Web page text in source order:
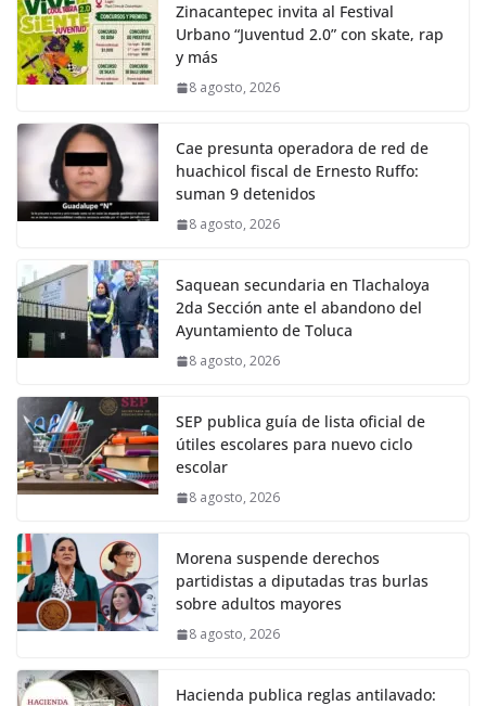
Zinacantepec invita al Festival
Urbano “Juventud 2.0” con skate, rap
y más
8 agosto, 2026
Cae presunta operadora de red de
huachicol fiscal de Ernesto Ruffo:
suman 9 detenidos
8 agosto, 2026
Saquean secundaria en Tlachaloya
2da Sección ante el abandono del
Ayuntamiento de Toluca
8 agosto, 2026
SEP publica guía de lista oficial de
útiles escolares para nuevo ciclo
escolar
8 agosto, 2026
Morena suspende derechos
partidistas a diputadas tras burlas
sobre adultos mayores
8 agosto, 2026
Hacienda publica reglas antilavado: